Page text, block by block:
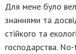
Для мене було
знаннями та
стійкого та
господарства.